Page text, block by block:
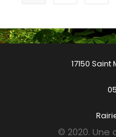
17150
© 2020. Une